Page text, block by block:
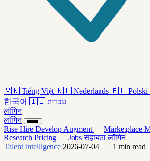
🇻🇳 Tiếng Việt 🇳🇱 Nederlands 🇵🇱 Polski
한국어 🇮🇱 עברית
लॉगिन
लॉगिन
Rise Hire Develop Augment Marketplace
Research Pricing Jobsसहायता लॉगिन
Talent Intelligence 2026-07-04 1 min read